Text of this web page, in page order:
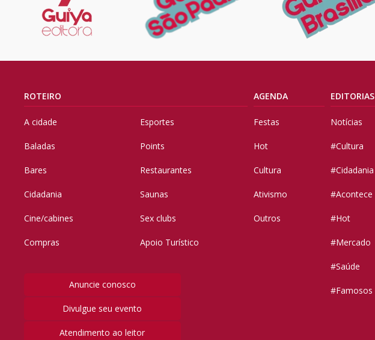
ROTEIRO
A cidade
Baladas
Bares
Cidadania
Cine/cabines
Compras
Esportes
Points
Restaurantes
Saunas
Sex clubs
Apoio Turístico
Anuncie conosco
Divulgue seu evento
Atendimento ao leitor
AGENDA
Festas
Hot
Cultura
Ativismo
Outros
EDITORIAS
Notícias
#Cultura
#Cidadania
#Acontece
#Hot
#Mercado
#Saúde
#Famosos